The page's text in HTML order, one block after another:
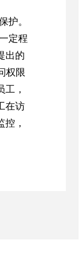
护。
定程
出的
权限
，
在访
，